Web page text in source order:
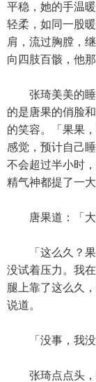
平稳，她的手温暖
轻柔，如同一股
肩，流过胸膛，
向四肢百骸，他
张琦美美的睡
的是唐果的俏脸
的笑容。「果果
感觉，预计自己
不会超过半小时
精气神都提了一大
唐果道：「大
「这么久？果
没试着压力。我
腿上靠了这么久
说道。
「没事，我没
张琦点点头，